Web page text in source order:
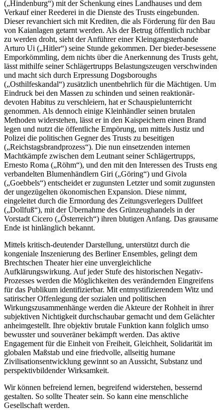
(„Hindenburg“) mit der Schenkung eines Landhauses und dem
Verkauf einer Reederei in die Dienste des Trusts eingebunden.
Dieser revanchiert sich mit Krediten, die als Förderung für den Bau
von Kaianlagen getarnt werden. Als der Betrug öffentlich ruchbar
zu werden droht, sieht der Anführer einer Kleingangsterbande
Arturo Ui („Hitler“) seine Stunde gekommen. Der bieder-besessene
Emporkömmling, dem nichts über die Anerkennung des Trusts geht,
lässt mithilfe seiner Schlägertrupps Belastungszeugen verschwinden
und macht sich durch Erpressung Dogsboroughs
(„Osthilfeskandal“) zusätzlich unentbehrlich für die Mächtigen. Um
Eindruck bei den Massen zu schinden und seinen reaktionär-
devoten Habitus zu verschleiern, hat er Schauspielunterricht
genommen. Als dennoch einige Kleinhändler seinen brutalen
Methoden widerstehen, lässt er in den Kaispeichern einen Brand
legen und nutzt die öffentliche Empörung, um mittels Justiz und
Polizei die politischen Gegner des Trusts zu beseitigen
(„Reichstagsbrandprozess“). Die nun einsetzenden internen
Machtkämpfe zwischen dem Leutnant seiner Schlägertrupps,
Ernesto Roma („Röhm“), und den mit den Interessen des Trusts eng
verbandelten Blumenhändlern Giri („Göring“) und Givola
(„Goebbels“) entscheidet er zugunsten Letzter und somit zugunsten
der ungezügelten ökonomischen Expansion. Diese nimmt,
eingeleitet durch die Ermordung des Zeitungsverlegers Dullfeet
(„Dollfuß“), mit der Übernahme des Grünzeughandels in der
Vorstadt Cicero („Österreich“) ihren blutigen Anfang. Das grausame
Ende ist hinlänglich bekannt.
Mittels kritisch-deutender Darstellung, unterstützt durch die
kongeniale Inszenierung des Berliner Ensembles, gelingt dem
Brechtschen Theater hier eine unvergleichliche
Aufklärungswirkung. Auf jeder Stufe des historischen Negativ-
Prozesses werden die Möglichkeiten des verändernden Eingreifens
für das Publikum identifizierbar. Mit entmystifizierendem Witz und
satirischer Offenlegung der sozialen und politischen
Wirkungszusammenhänge werden die Akteure der Rohheit in ihrer
subjektiven Nichtigkeit durchschaubar gemacht und dem Gelächter
anheimgestellt. Ihre objektiv brutale Funktion kann folglich umso
bewusster und souveräner bekämpft werden. Das aktive
Engagement für die Einheit von Freiheit, Gleichheit, Solidarität im
globalen Maßstab und eine friedvolle, allseitig humane
Zivilisationsentwicklung gewinnt so an Aussicht, Substanz und
perspektivbildender Wirksamkeit.
Wir können befreiend lernen, begreifend widerstehen, bessernd
gestalten. So sollte Theater sein. So kann eine menschliche
Gesellschaft werden.